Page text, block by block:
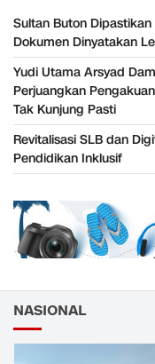
Sultan Buton
Dokumen Dinyatakan
Yudi Utama Arsyad
Perjuangkan
Tak Kunjung Pasti
Revitalisasi SLB dan
Pendidikan Inklusif
NASIONAL